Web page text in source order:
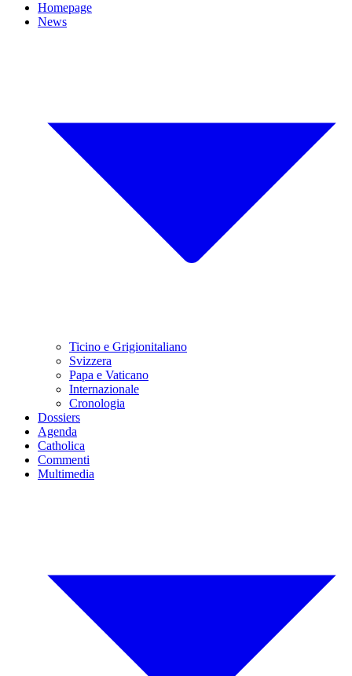
Homepage
News
Ticino e Grigionitaliano
Svizzera
Papa e Vaticano
Internazionale
Cronologia
Dossiers
Agenda
Catholica
Commenti
Multimedia